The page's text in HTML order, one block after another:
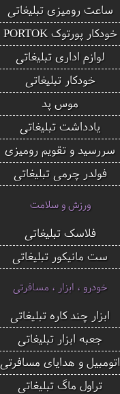
ساعت رومیزی تبلیغاتی
خودکار پورتوک PORTOK
لوازم اداری تبلیغاتی
خودکار تبلیغاتی
موس پد
یادداشت تبلیغاتی
سررسید و تقویم رومیزی
فولدر چرمی تبلیغاتی
ورزش و سلامت
فلاسک تبلیغاتی
ست مانیکور تبلیغاتی
خودرو ، ابزار ، مسافرتی
ابزار چند کاره تبلیغاتی
جعبه ابزار تبلیغاتی
اتومبیل و هدایای مسافرتی
تراول ماگ تبلیغاتی